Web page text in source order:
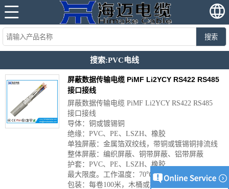
搜索
搜索:PVC电线
屏蔽数据传输电缆 PiMF Li2YCY RS422 RS485
接口接线
屏蔽数据传输电缆 PiMF Li2YCY RS422 RS485
接口接线
导体：铜或镀锡铜
绝缘：PVC、PE、LSZH、橡胶
单独屏蔽：金属箔双绞线，带铜或镀锡铜排流线
整体屏蔽：编织屏蔽、铜带屏蔽、铝带屏蔽
护套：PVC、PE、LSZH、橡胶
最大限度。工作温度：70℃、90℃
包装：每卷100米，木桶或按要求